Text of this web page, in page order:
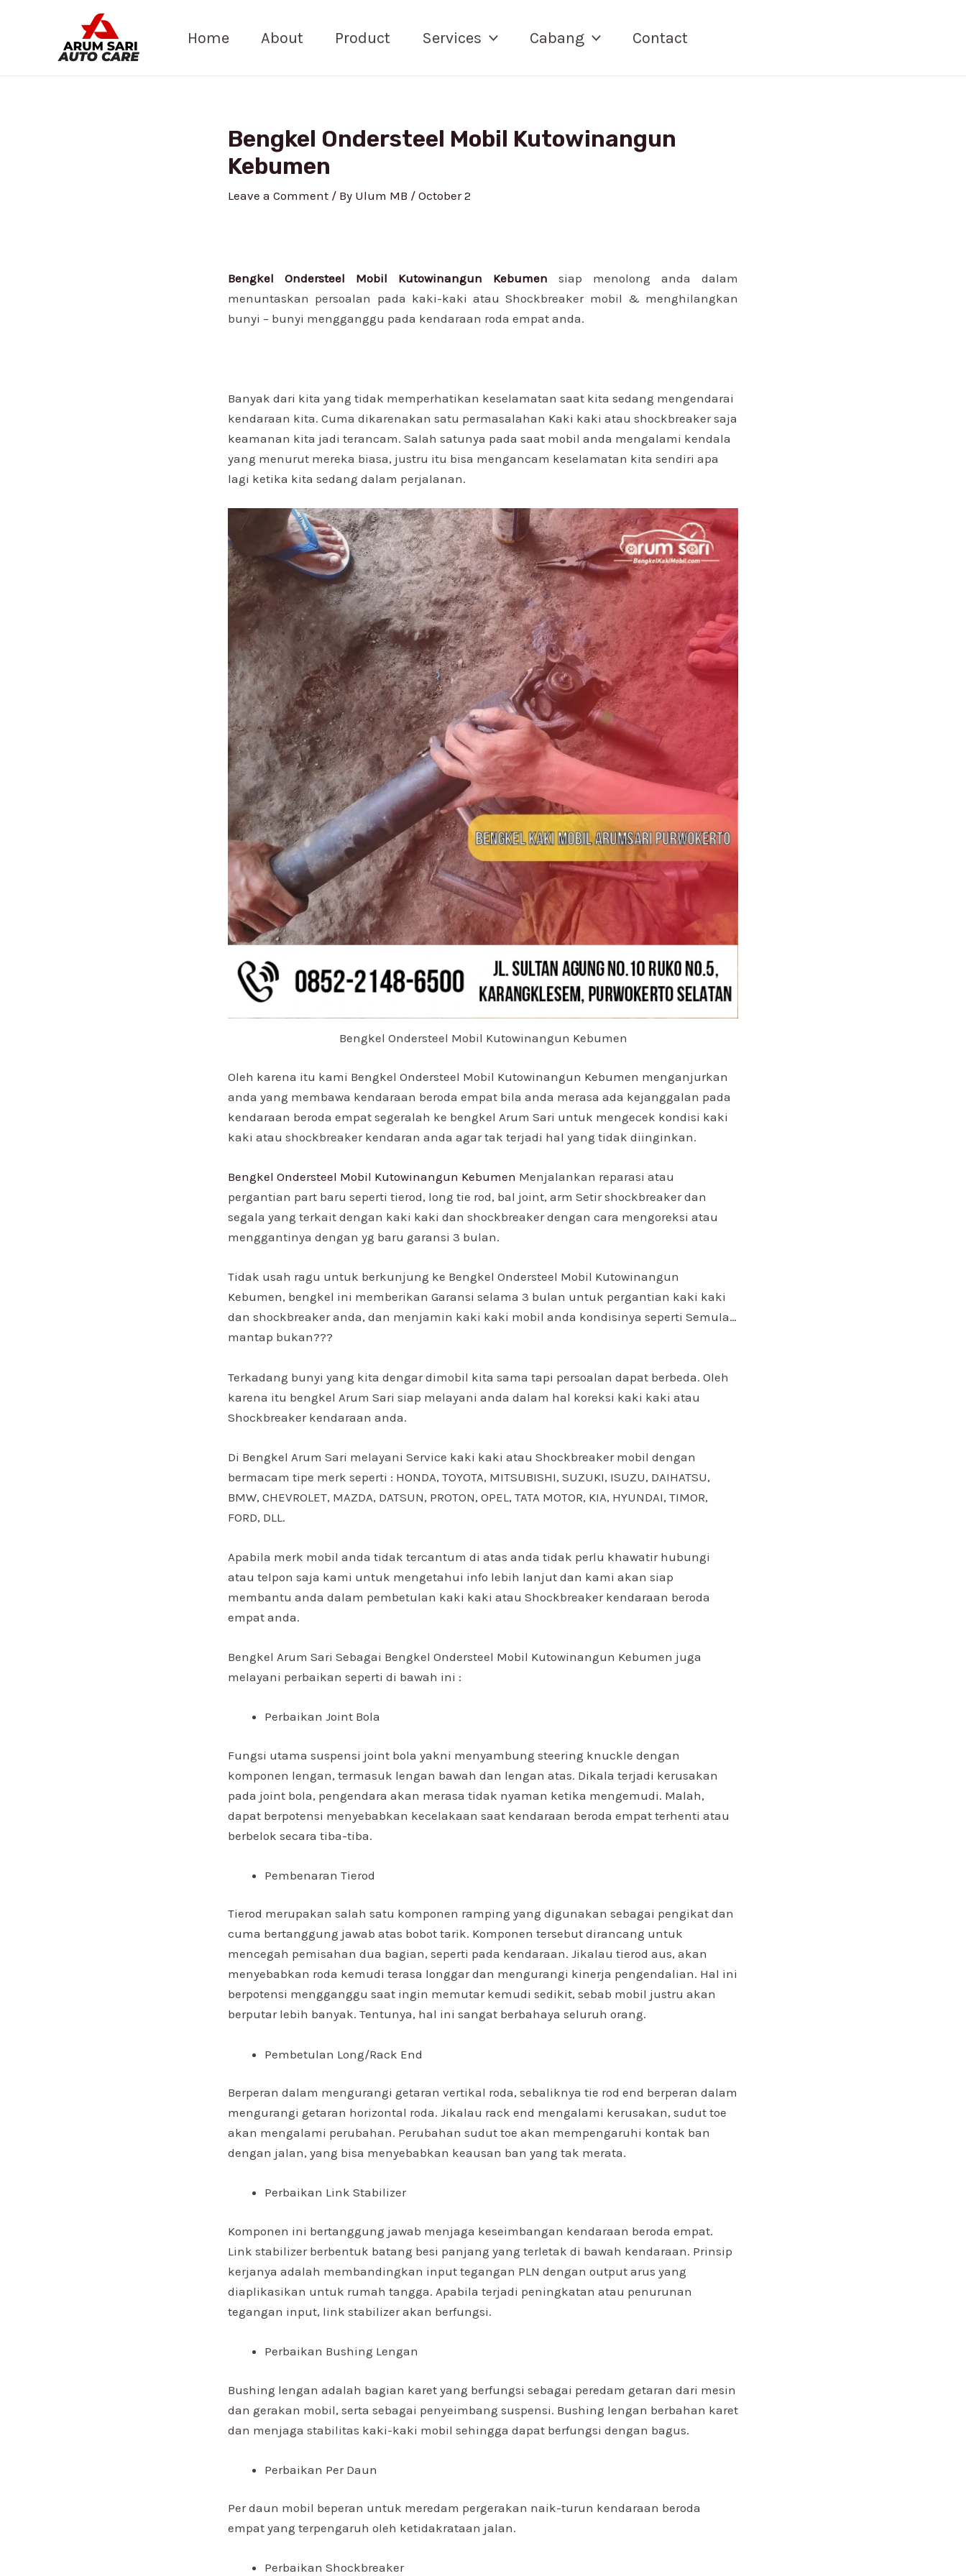
Home About Product Services Cabang Contact
Bengkel Ondersteel Mobil Kutowinangun
Kebumen
Leave a Comment / By Ulum MB / October 2
Bengkel Ondersteel Mobil Kutowinangun Kebumen siap menolong anda dalam
menuntaskan persoalan pada kaki-kaki atau Shockbreaker mobil & menghilangkan
bunyi – bunyi mengganggu pada kendaraan roda empat anda.
Banyak dari kita yang tidak memperhatikan keselamatan saat kita sedang mengendarai
kendaraan kita. Cuma dikarenakan satu permasalahan Kaki kaki atau shockbreaker saja
keamanan kita jadi terancam. Salah satunya pada saat mobil anda mengalami kendala
yang menurut mereka biasa, justru itu bisa mengancam keselamatan kita sendiri apa
lagi ketika kita sedang dalam perjalanan.
Bengkel Ondersteel Mobil Kutowinangun Kebumen
Oleh karena itu kami Bengkel Ondersteel Mobil Kutowinangun Kebumen menganjurkan
anda yang membawa kendaraan beroda empat bila anda merasa ada kejanggalan pada
kendaraan beroda empat segeralah ke bengkel Arum Sari untuk mengecek kondisi kaki
kaki atau shockbreaker kendaran anda agar tak terjadi hal yang tidak diinginkan.
Bengkel Ondersteel Mobil Kutowinangun Kebumen Menjalankan reparasi atau
pergantian part baru seperti tierod, long tie rod, bal joint, arm Setir shockbreaker dan
segala yang terkait dengan kaki kaki dan shockbreaker dengan cara mengoreksi atau
menggantinya dengan yg baru garansi 3 bulan.
Tidak usah ragu untuk berkunjung ke Bengkel Ondersteel Mobil Kutowinangun
Kebumen, bengkel ini memberikan Garansi selama 3 bulan untuk pergantian kaki kaki
dan shockbreaker anda, dan menjamin kaki kaki mobil anda kondisinya seperti Semula…
mantap bukan???
Terkadang bunyi yang kita dengar dimobil kita sama tapi persoalan dapat berbeda. Oleh
karena itu bengkel Arum Sari siap melayani anda dalam hal koreksi kaki kaki atau
Shockbreaker kendaraan anda.
Di Bengkel Arum Sari melayani Service kaki kaki atau Shockbreaker mobil dengan
bermacam tipe merk seperti : HONDA, TOYOTA, MITSUBISHI, SUZUKI, ISUZU, DAIHATSU,
BMW, CHEVROLET, MAZDA, DATSUN, PROTON, OPEL, TATA MOTOR, KIA, HYUNDAI, TIMOR,
FORD, DLL.
Apabila merk mobil anda tidak tercantum di atas anda tidak perlu khawatir hubungi
atau telpon saja kami untuk mengetahui info lebih lanjut dan kami akan siap
membantu anda dalam pembetulan kaki kaki atau Shockbreaker kendaraan beroda
empat anda.
Bengkel Arum Sari Sebagai Bengkel Ondersteel Mobil Kutowinangun Kebumen juga
melayani perbaikan seperti di bawah ini :
Perbaikan Joint Bola
Fungsi utama suspensi joint bola yakni menyambung steering knuckle dengan
komponen lengan, termasuk lengan bawah dan lengan atas. Dikala terjadi kerusakan
pada joint bola, pengendara akan merasa tidak nyaman ketika mengemudi. Malah,
dapat berpotensi menyebabkan kecelakaan saat kendaraan beroda empat terhenti atau
berbelok secara tiba-tiba.
Pembenaran Tierod
Tierod merupakan salah satu komponen ramping yang digunakan sebagai pengikat dan
cuma bertanggung jawab atas bobot tarik. Komponen tersebut dirancang untuk
mencegah pemisahan dua bagian, seperti pada kendaraan. Jikalau tierod aus, akan
menyebabkan roda kemudi terasa longgar dan mengurangi kinerja pengendalian. Hal ini
berpotensi mengganggu saat ingin memutar kemudi sedikit, sebab mobil justru akan
berputar lebih banyak. Tentunya, hal ini sangat berbahaya seluruh orang.
Pembetulan Long/Rack End
Berperan dalam mengurangi getaran vertikal roda, sebaliknya tie rod end berperan dalam
mengurangi getaran horizontal roda. Jikalau rack end mengalami kerusakan, sudut toe
akan mengalami perubahan. Perubahan sudut toe akan mempengaruhi kontak ban
dengan jalan, yang bisa menyebabkan keausan ban yang tak merata.
Perbaikan Link Stabilizer
Komponen ini bertanggung jawab menjaga keseimbangan kendaraan beroda empat.
Link stabilizer berbentuk batang besi panjang yang terletak di bawah kendaraan. Prinsip
kerjanya adalah membandingkan input tegangan PLN dengan output arus yang
diaplikasikan untuk rumah tangga. Apabila terjadi peningkatan atau penurunan
tegangan input, link stabilizer akan berfungsi.
Perbaikan Bushing Lengan
Bushing lengan adalah bagian karet yang berfungsi sebagai peredam getaran dari mesin
dan gerakan mobil, serta sebagai penyeimbang suspensi. Bushing lengan berbahan karet
dan menjaga stabilitas kaki-kaki mobil sehingga dapat berfungsi dengan bagus.
Perbaikan Per Daun
Per daun mobil beperan untuk meredam pergerakan naik-turun kendaraan beroda
empat yang terpengaruh oleh ketidakrataan jalan.
Perbaikan Shockbreaker
navigation